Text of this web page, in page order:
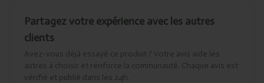
Partagez votre expérience avec les autres
clients
Avez-vous déjà essayé ce produit ? Votre avis aide les
autres à choisir et renforce la communauté. Chaque avis est
vérifié et publié dans les 24h.